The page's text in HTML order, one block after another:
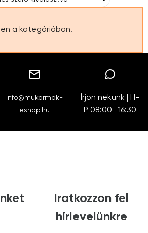
a kategóriában.
info@mukormok-
eshop.hu
Írjon nekünk | H-
P 08:00 -16:30
Iratkozzon fel
hírlevelünkre